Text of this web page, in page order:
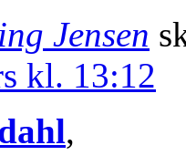
Jensen
kl. 13:12
,